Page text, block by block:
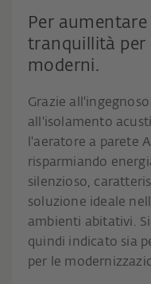
Per
tranquillità per
moderni.
Grazie
all'isolamento
l'aeratore a parete
risparmiando
silenzioso,
soluzione ideale
ambienti abitativi.
quindi indicato sia
per le